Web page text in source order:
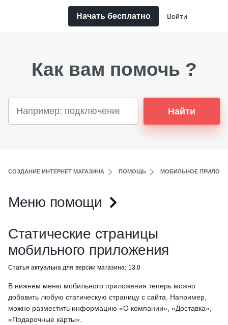
Начать бесплатно Войти
Как вам помочь ?
Найти
СОЗДАНИЕ ИНТЕРНЕТ МАГАЗИНА ПОМОЩЬ МОБИЛЬНОЕ
Меню помощи
Статические страницы
мобильного приложения
Статья актуальна для версии магазина: 13.0
В нижнем меню мобильного приложения теперь можно
добавить любую статическую страницу с сайта. Например,
можно разместить информацию «О компании», «Доставка»,
«Подарочные карты».